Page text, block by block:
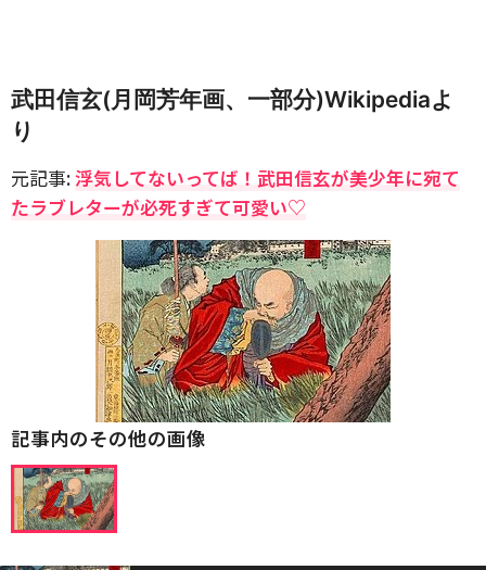
武田信玄(月岡芳年画、一部分)Wikipediaよ
り
元記事:浮気してないってば！武田信玄が美少年に宛て
たラブレターが必死すぎて可愛い♡
記事内のその他の画像